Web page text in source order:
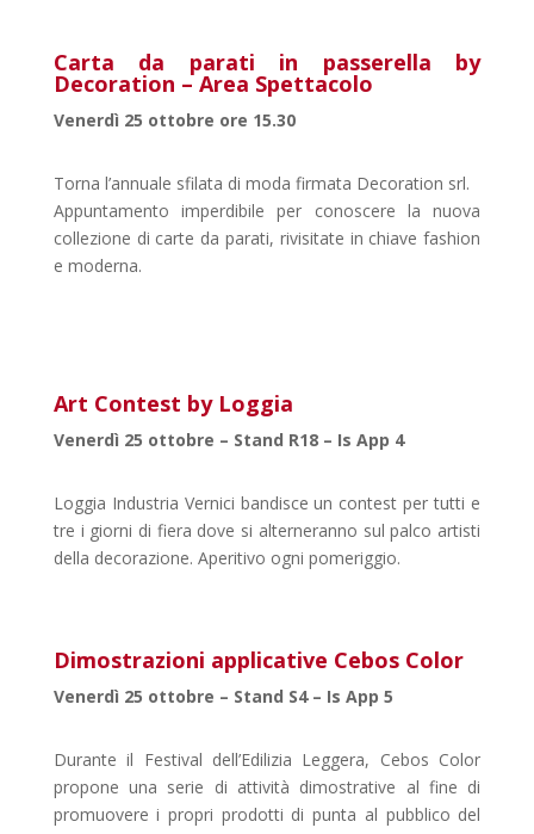
Carta da parati in passerella by
Decoration – Area Spettacolo
Venerdì 25 ottobre ore 15.30
Torna l’annuale sfilata di moda firmata Decoration srl.
Appuntamento imperdibile per conoscere la nuova
collezione di carte da parati, rivisitate in chiave fashion
e moderna.
Art Contest by Loggia
Venerdì 25 ottobre – Stand R18 – Is App 4
Loggia Industria Vernici bandisce un contest per tutti e
tre i giorni di fiera dove si alterneranno sul palco artisti
della decorazione. Aperitivo ogni pomeriggio.
Dimostrazioni applicative Cebos Color
Venerdì 25 ottobre – Stand S4 – Is App 5
Durante il Festival dell’Edilizia Leggera, Cebos Color
propone una serie di attività dimostrative al fine di
promuovere i propri prodotti di punta al pubblico del